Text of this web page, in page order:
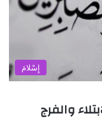
إِسْلامَ
والفرج